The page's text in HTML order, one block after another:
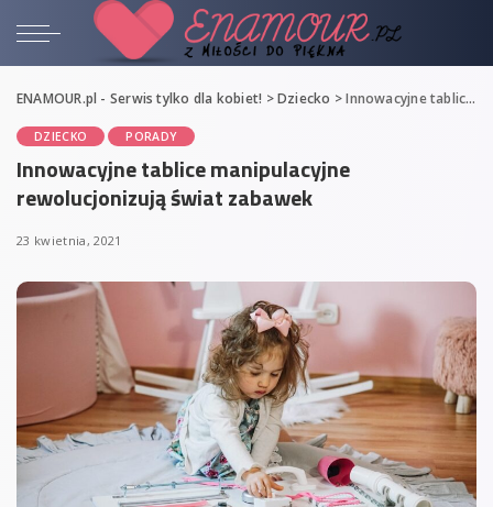
ENAMOUR.pl - Serwis tylko dla kobiet! >Dziecko >Innowacyjne tablice manipulacyjne rewolucjonizują świat zabawek
DZIECKO PORADY
Innowacyjne tablice manipulacyjne
rewolucjonizują świat zabawek
23 kwietnia, 2021